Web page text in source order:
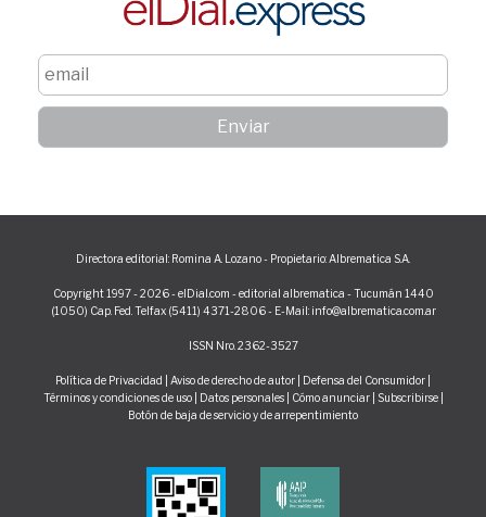
Directora editorial: Romina A. Lozano - Propietario: Albrematica S.A.
Copyright 1997 - 2026 - elDial.com - editorial albrematica - Tucumán 1440
(1050) Cap. Fed. Telfax (5411) 4371-2806 - E-Mail: info@albrematica.com.ar
ISSN Nro. 2362-3527
Política de Privacidad Aviso de derecho de autor Defensa del Consumidor
Términos y condiciones de uso| Datos personales| Cómo anunciar| Subscribirse
Botón de baja de servicio y de arrepentimiento